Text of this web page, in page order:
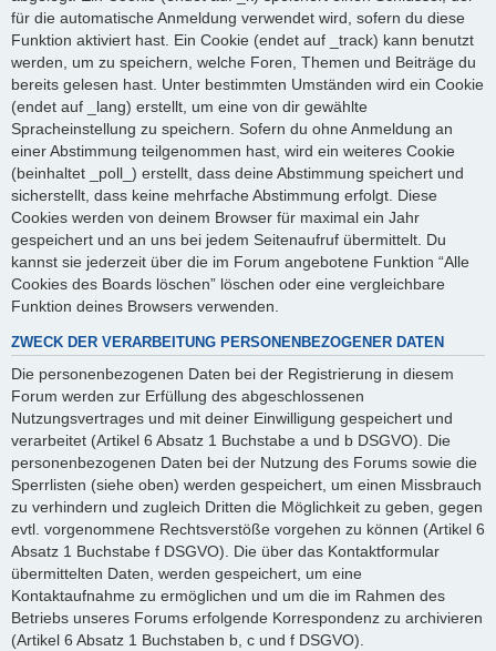
für die automatische Anmeldung verwendet wird, sofern du diese
Funktion aktiviert hast. Ein Cookie (endet auf _track) kann benutzt
werden, um zu speichern, welche Foren, Themen und Beiträge du
bereits gelesen hast. Unter bestimmten Umständen wird ein Cookie
(endet auf _lang) erstellt, um eine von dir gewählte
Spracheinstellung zu speichern. Sofern du ohne Anmeldung an
einer Abstimmung teilgenommen hast, wird ein weiteres Cookie
(beinhaltet _poll_) erstellt, dass deine Abstimmung speichert und
sicherstellt, dass keine mehrfache Abstimmung erfolgt. Diese
Cookies werden von deinem Browser für maximal ein Jahr
gespeichert und an uns bei jedem Seitenaufruf übermittelt. Du
kannst sie jederzeit über die im Forum angebotene Funktion “Alle
Cookies des Boards löschen” löschen oder eine vergleichbare
Funktion deines Browsers verwenden.
ZWECK DER VERARBEITUNG PERSONENBEZOGENER DATEN
Die personenbezogenen Daten bei der Registrierung in diesem
Forum werden zur Erfüllung des abgeschlossenen
Nutzungsvertrages und mit deiner Einwilligung gespeichert und
verarbeitet (Artikel 6 Absatz 1 Buchstabe a und b DSGVO). Die
personenbezogenen Daten bei der Nutzung des Forums sowie die
Sperrlisten (siehe oben) werden gespeichert, um einen Missbrauch
zu verhindern und zugleich Dritten die Möglichkeit zu geben, gegen
evtl. vorgenommene Rechtsverstöße vorgehen zu können (Artikel 6
Absatz 1 Buchstabe f DSGVO). Die über das Kontaktformular
übermittelten Daten, werden gespeichert, um eine
Kontaktaufnahme zu ermöglichen und um die im Rahmen des
Betriebs unseres Forums erfolgende Korrespondenz zu archivieren
(Artikel 6 Absatz 1 Buchstaben b, c und f DSGVO).